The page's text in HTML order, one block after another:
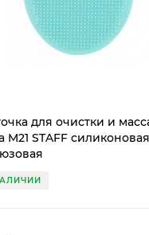
для очистки и
M21 STAFF